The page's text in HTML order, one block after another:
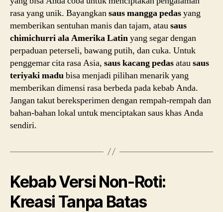
rasa yang unik. Bayangkansaus mangga pedasyang
memberikan sentuhan manis dan tajam, atausaus
chimichurri ala Amerika Latinyang segar dengan
perpaduan peterseli, bawang putih, dan cuka. Untuk
penggemar cita rasa Asia, saus kacang pedasatausaus
teriyaki madubisa menjadi pilihan menarik yang
memberikan dimensi rasa berbeda pada kebab Anda.
Jangan takut bereksperimen dengan rempah-rempah dan
bahan-bahan lokal untuk menciptakan saus khas Anda
sendiri.
Kebab Versi Non-Roti:
Kreasi Tanpa Batas